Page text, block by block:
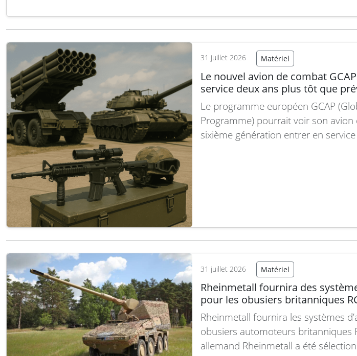
réponse à une question portant
31 juillet 2026 Matériel
Le nouvel avion de combat
service deux ans plus tôt que
Le programme européen GCAP
Programme) pourrait voir son
sixième génération entrer en
31 juillet 2026 Matériel
Rheinmetall fournira des
pour les obusiers britanniques
Rheinmetall fournira les systèmes
obusiers automoteurs britanniques
allemand Rheinmetall a été